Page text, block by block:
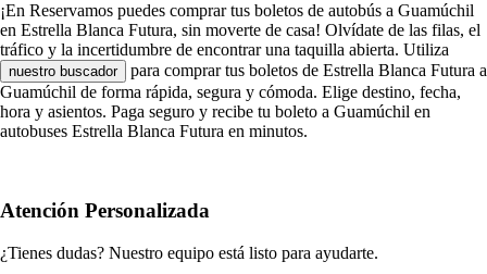
¡En Reservamos puedes comprar tus boletos de autobús a Guamúchil
en Estrella Blanca Futura, sin moverte de casa! Olvídate de las filas, el
tráfico y la incertidumbre de encontrar una taquilla abierta. Utiliza
nuestro buscador
para comprar tus boletos de Estrella Blanca Futura a
Guamúchil de forma rápida, segura y cómoda. Elige destino, fecha,
hora y asientos. Paga seguro y recibe tu boleto a Guamúchil en
autobuses Estrella Blanca Futura en minutos.
Atención Personalizada
¿Tienes dudas? Nuestro equipo está listo para ayudarte.